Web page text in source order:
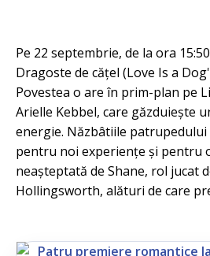
Pe 22 septembrie, de la ora
Dragoste de cățel (Love Is a
Povestea o are în prim-plan pe
Arielle Kebbel, care găzduiește
energie. Năzbâtiile
pentru noi experiențe și pentru
neașteptată de Shane, rol jucat
Hollingsworth, alături de care